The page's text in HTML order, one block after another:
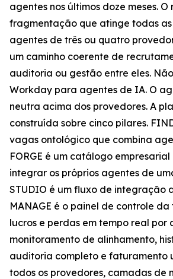
agentes nos últimos doze meses.
fragmentação que atinge todas as
agentes de três ou quatro
um caminho coerente de
auditoria ou gestão entre eles.
Workday para agentes de IA. O
neutra acima dos provedores. A
construída sobre cinco pilares.
vagas ontológico que combina
FORGE é um catálogo
integrar os próprios agentes de
STUDIO é um fluxo de integração
MANAGE é o painel de controle
lucros e perdas em tempo real por
monitoramento de alinhamento,
auditoria completo e faturamento
todos os provedores, camadas de